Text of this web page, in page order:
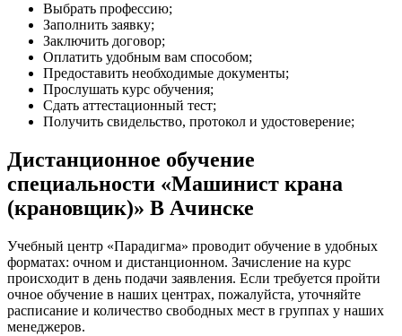
Выбрать профессию;
Заполнить заявку;
Заключить договор;
Оплатить удобным вам способом;
Предоставить необходимые документы;
Прослушать курс обучения;
Сдать аттестационный тест;
Получить свидельство, протокол и удостоверение;
Дистанционное обучение
специальности «Машинист крана
(крановщик)» В Ачинске
Учебный центр «Парадигма» проводит обучение в удобных
форматах: очном и дистанционном. Зачисление на курс
происходит в день подачи заявления. Если требуется пройти
очное обучение в наших центрах, пожалуйста, уточняйте
расписание и количество свободных мест в группах у наших
менеджеров.